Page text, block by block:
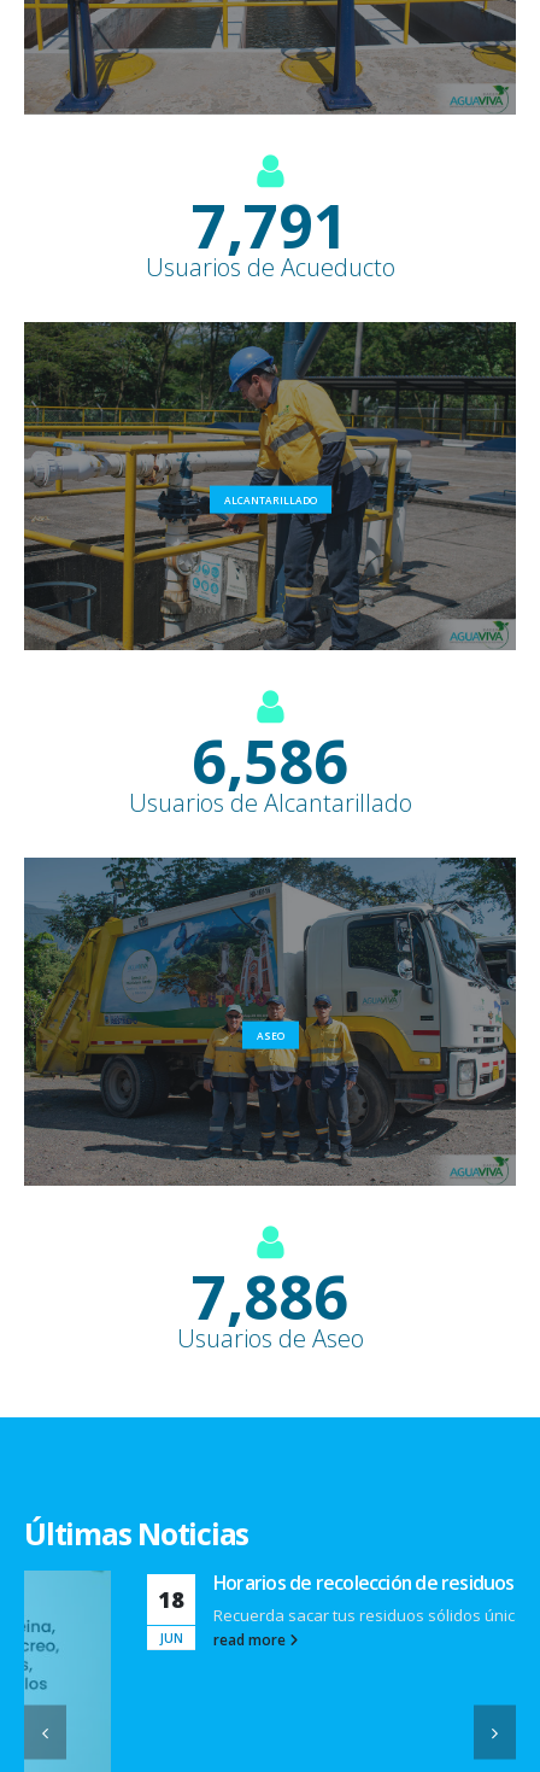
8,500+
Usuarios de Acueducto
ALCANTARILLADO
7,600+
Usuarios de Alcantarillado
ASEO
9,100+
Usuarios de Aseo
Últimas Noticias
JUN
Horarios de recolección de residuos sólidos
Recuerda sacar tus residuos sólidos únicamente en los...
read more